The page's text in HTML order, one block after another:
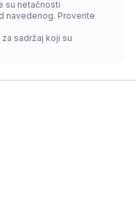
su netačnosti
navedenog. Proverite
sadržaj koji su